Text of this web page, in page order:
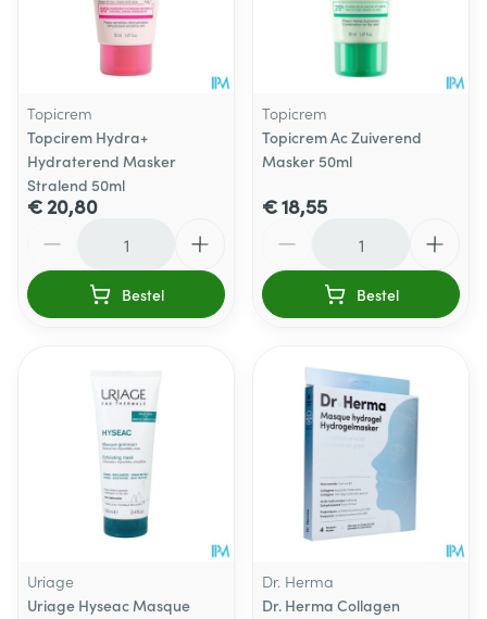
Topicrem
Topcirem Hydra+
Hydraterend Masker
Stralend 50ml
€ 20,80
Bestel
Topicrem
Topicrem Ac Zuiverend
Masker 50ml
€ 18,55
Bestel
Uriage
Uriage Hyseac Masque
Dr. Herma
Dr. Herma Collagen